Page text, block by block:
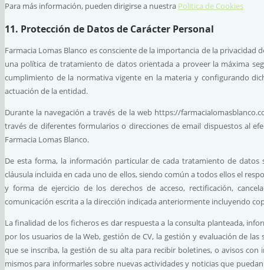
Para más información, pueden dirigirse a nuestra Politica de Cookies
11. Protección de Datos de Carácter Personal
Farmacia Lomas Blanco es consciente de la importancia de la
una política de tratamiento de datos orientada a proveer la máxima
cumplimiento de la normativa vigente en la materia y configurando
actuación de la entidad.
Durante la navegación a través de la web https://
través de diferentes formularios o direcciones de email dispuestos al
Farmacia Lomas Blanco.
De esta forma, la información particular de cada tratamiento de
cláusula incluida en cada uno de ellos, siendo común a todos ellos el
y forma de ejercicio de los derechos de acceso, rectificación,
comunicación escrita a la dirección indicada anteriormente incluyendo
La finalidad de los ficheros es dar respuesta a la consulta planteada,
por los usuarios de la Web, gestión de CV, la gestión y evaluación de
que se inscriba, la gestión de su alta para recibir boletines, o avisos
mismos para informarles sobre nuevas actividades y noticias que